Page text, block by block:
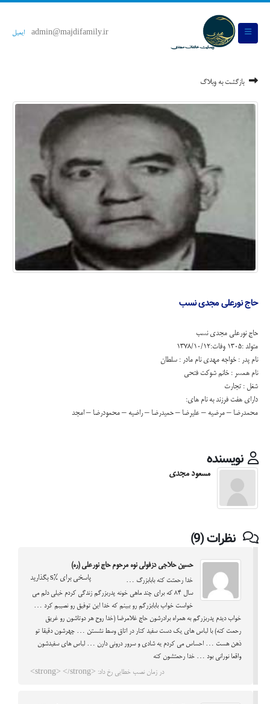
admin@majdifamily.ir ایمیل
بازگشت به وبلاگ
حاج نورعلی مجدی نسب
حاج نورعلی مجدی نسب
متولد :1305 وفات:1378/10/12
نام پدر : خواجه مهدی نام مادر : سلطان
نام همسر : خانم شوکت فتحی
شغل : تجارت
دارای هفت فرزند به نام های:
محمدرضا – مرضیه – علیرضا – حمیدرضا – راضیه – محمودرضا – امجد
نویسنده
مسعود مجدی
نظرات (9)
حسین حلاجی دزفولی نوه مرحوم حاج نورعلی (ره)
پاسخی برای %s بگذارید
خدا رحمتت کنه بابابزرگ …
سال 84 که برای چند ماهی خونه پدربزرگم زندگی کردم خیلی دلم می
خواست خواب بابابزرگم رو ببینم که خدا این توفیق رو نصیبم کرد …
خواب دیدم پدربزرگم به همراه برادرشون حاج غلامرضا (خدا روح هر دوتاشون رو غریق
رحمت کنه) با لباس های یک دست سفید کنار در اتاق وسط نشستن … چهرشون دقیقا تو
ذهن هست … احساس می کردم یه شادی و سرور درونی دارن … لباس های سفیدشون
واقعا نورانی بود … خدا رحمتشون کنه
در زمان نصب خطایی رخ داد: <strong> </strong>